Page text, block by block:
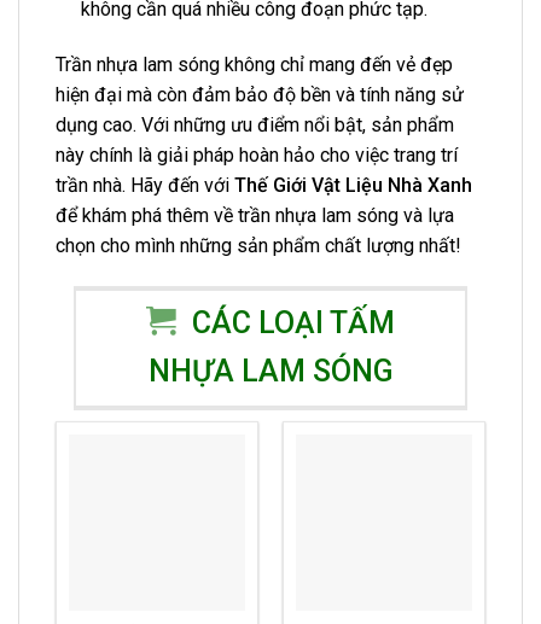
không cần quá nhiều công đoạn phức tạp.
Trần nhựa lam sóng không chỉ mang đến vẻ đẹp
hiện đại mà còn đảm bảo độ bền và tính năng sử
dụng cao. Với những ưu điểm nổi bật, sản phẩm
này chính là giải pháp hoàn hảo cho việc trang trí
trần nhà. Hãy đến với Thế Giới Vật Liệu Nhà Xanh
để khám phá thêm về trần nhựa lam sóng và lựa
chọn cho mình những sản phẩm chất lượng nhất!
CÁC LOẠI TẤM
NHỰA LAM SÓNG